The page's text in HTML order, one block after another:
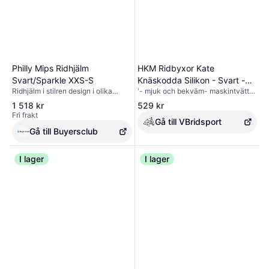
Philly Mips Ridhjälm
Svart/Sparkle XXS-S
Ridhjälm i stilren design i olika
utföranden, där vissa modeller har
dekorativa glitterdetaljer. Vadderad
insida och justerbar hakrem för hög
komfort. Hakband täckt i syntetiskt
skinn. Justerbar storlek baktill för
optimal passform. En säker och
bekväm hjälm som kombinerar
funktion, skydd och stil. CE-
1 518 kr
Fri frakt
Gå till Buyersclub
HKM Ridbyxor Kate
Knäskodda Silikon - Svart -
34
'- mjuk och bekväm- maskintvätt
30 grader- går att torktumla-
yttertyg: 95% bomull, 5% elastan-
knäskoning: silikon- elastiska
benavslut- 2 framfickor-
justerbara gummiband för midjan-
silikon knäskodd
529 kr
Gå till VBridsport
I lager I lager